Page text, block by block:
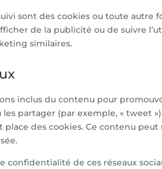
sont des cookies ou toute autre
de la publicité ou de suivre
similaires.
inclus du contenu pour
les partager (par exemple, « tweet
des cookies. Ce contenu
confidentialité de ces réseaux